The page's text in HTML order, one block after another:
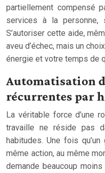
partiellement compensé
services à la personne,
S’autoriser cette aide,
aveu d’échec, mais un
énergie et votre temps de
Automatisation
récurrentes par
La véritable force d’une
travaille ne réside pas
habitudes. Une fois
même action, au même
demande beaucoup